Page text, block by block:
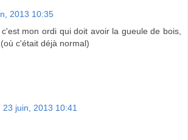
2013 10:35
mon ordi qui doit avoir la gueule de bois,
c'était déjà normal)
23 juin, 2013 10:41